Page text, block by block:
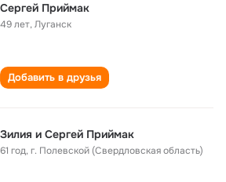
Сергей Приймак
49 лет,Луганск
Добавить в друзья
Зилия и Сергей Приймак
61 год,г. Полевской (Свердловская область)